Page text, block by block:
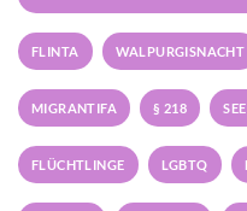
FLINTA WALPURGISNACHT
MIGRANTIFA § 218
FLÜCHTLINGE LGBTQ